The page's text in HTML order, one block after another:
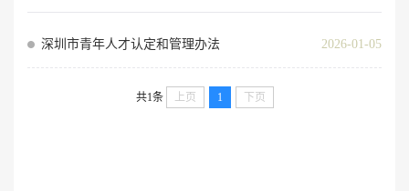
2026-01-05
深圳市青年人才认定和管理办法
共1条 上页 1 下页